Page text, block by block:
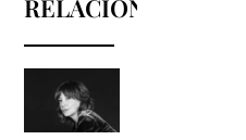
RELACIONATS